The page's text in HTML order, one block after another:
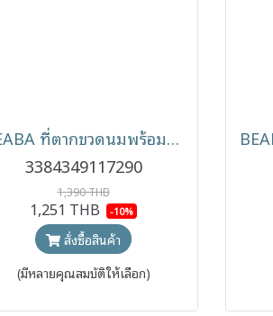
BEABA ที่ตากขวดนมพร้อมถาดรองน้ำ Forest Drying Rack
3384349117290
1,390 THB
1,251 THB -10%
สั่งซื้อสินค้า
(มีหลายคุณสมบัติให้เลือก)